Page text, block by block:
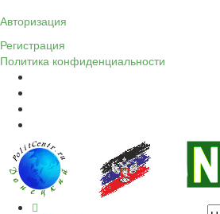
Авторизация
Регистрация
Политика конфиденциальности